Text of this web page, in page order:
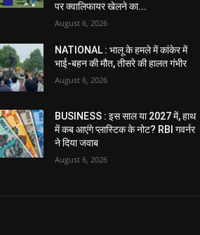
पर क्वालिफायर खेलने का...
August 6, 2026
NATIONAL : भालू के हमले में कांकेर में
भाई-बहन की मौत, तीसरे की हालत गंभीर
August 6, 2026
BUSINESS : इस साल या 2027 में, हाथ
में कब आएंगे प्लास्टिक के नोट? RBI गवर्नर
ने दिया जवाब
August 6, 2026